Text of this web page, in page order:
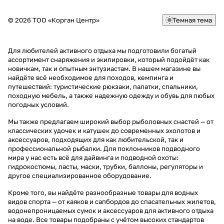
© 2026 ТОО «Корган Центр» Темная тема
Для любителей активного отдыха мы подготовили богатый
ассортимент снаряжения и экипировки, который подойдёт как
новичкам, так и опытным энтузиастам. В нашем магазине вы
найдёте всё необходимое для походов, кемпинга и
путешествий: туристические рюкзаки, палатки, спальники,
походную мебель, а также надежную одежду и обувь для любых
погодных условий.
Мы также предлагаем широкий выбор рыболовных снастей — от
классических удочек и катушек до современных эхолотов и
аксессуаров, подходящих для как любительской, так и
профессиональной рыбалки. Для поклонников подводного
мира у нас есть всё для дайвинга и подводной охоты:
гидрокостюмы, ласты, маски, трубки, баллоны, регуляторы и
другое специализированное оборудование.
Кроме того, вы найдёте разнообразные товары для водных
видов спорта — от каяков и сапбордов до спасательных жилетов,
водонепроницаемых сумок и аксессуаров для активного отдыха
на воде. Все товары подобраны с учётом высоких стандартов